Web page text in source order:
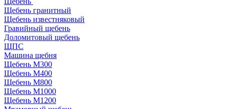
Щебень гранитный
Щебень известняковый
Гравийный щебень
Доломитовый щебень
ЩПС
Машина щебня
Щебень М300
Щебень М400
Щебень М800
Щебень М1000
Щебень М1200